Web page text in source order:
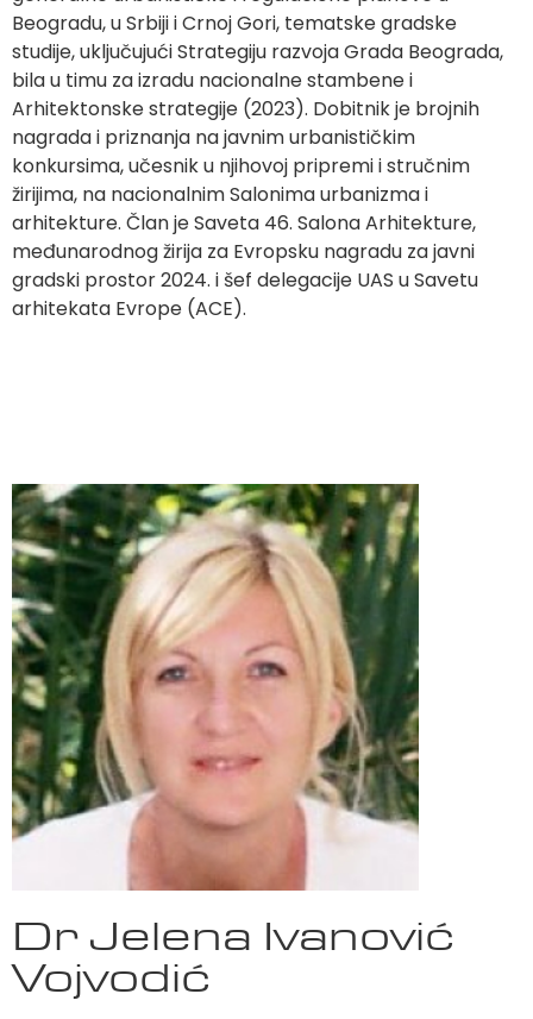
Beogradu, u Srbiji i Crnoj Gori, tematske gradske
studije, uključujući Strategiju razvoja Grada Beograda,
bila u timu za izradu nacionalne stambene i
Arhitektonske strategije (2023). Dobitnik je brojnih
nagrada i priznanja na javnim urbanističkim
konkursima, učesnik u njihovoj pripremi i stručnim
žirijima, na nacionalnim Salonima urbanizma i
arhitekture. Član je Saveta 46. Salona Arhitekture,
međunarodnog žirija za Evropsku nagradu za javni
gradski prostor 2024. i šef delegacije UAS u Savetu
arhitekata Evrope (ACE).
Dr Jelena Ivanović
Vojvodić